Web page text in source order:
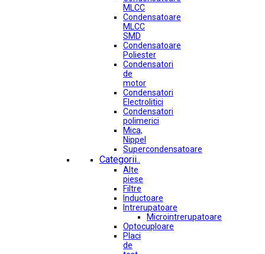
MLCC
Condensatoare
MLCC
SMD
Condensatoare
Poliester
Condensatori
de
motor
Condensatori
Electrolitici
Condensatori
polimerici
Mica,
Nippel
Supercondensatoare
Categorii..
Alte
piese
Filtre
Inductoare
Intrerupatoare
Microintrerupatoare
Optocuploare
Placi
de